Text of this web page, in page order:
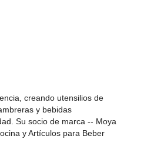
creando utensilios de
y bebidas
Su socio de marca -- Moya
y Artículos para Beber